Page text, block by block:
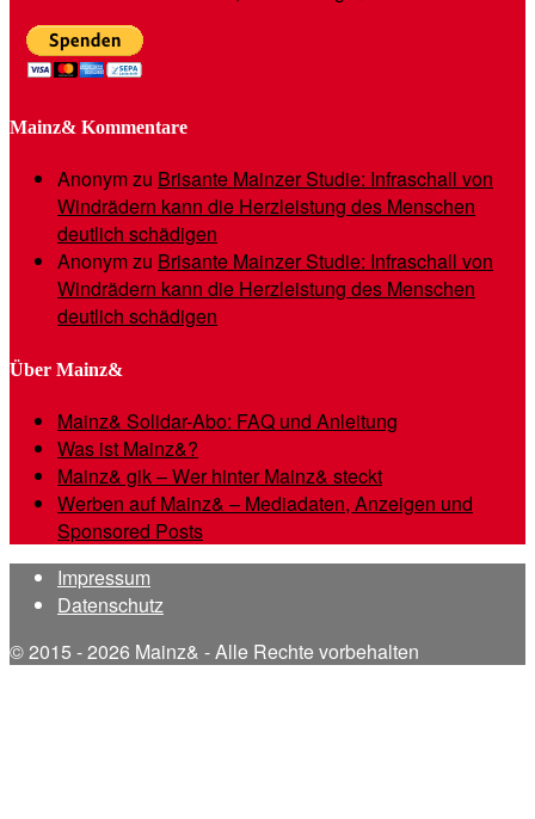
Mainz& Kommentare
Anonymzu Brisante Mainzer Studie: Infraschall von
Windrädern kann die Herzleistung des Menschen
deutlich schädigen
Anonymzu Brisante Mainzer Studie: Infraschall von
Windrädern kann die Herzleistung des Menschen
deutlich schädigen
Über Mainz&
Mainz& Solidar-Abo: FAQ und Anleitung
Was ist Mainz&?
Mainz& gik – Wer hinter Mainz& steckt
Werben auf Mainz& – Mediadaten, Anzeigen und
Sponsored Posts
Impressum
Datenschutz
© 2015 - 2026 Mainz& - Alle Rechte vorbehalten